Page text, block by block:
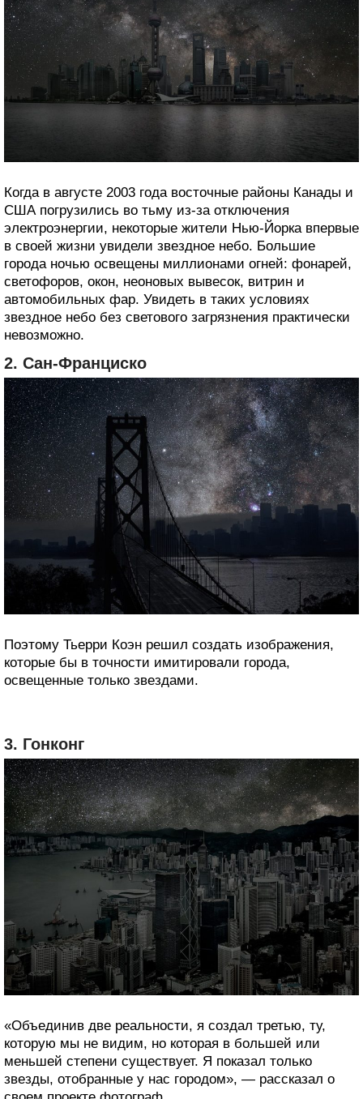
Когда в августе 2003 года восточные районы Канады и
США погрузились во тьму из-за отключения
электроэнергии, некоторые жители Нью-Йорка впервые
в своей жизни увидели звездное небо. Большие
города ночью освещены миллионами огней: фонарей,
светофоров, окон, неоновых вывесок, витрин и
автомобильных фар. Увидеть в таких условиях
звездное небо без светового загрязнения практически
невозможно.
2. Сан-Франциско
Поэтому Тьерри Коэн решил создать изображения,
которые бы в точности имитировали города,
освещенные только звездами.
3. Гонконг
«Объединив две реальности, я создал третью, ту,
которую мы не видим, но которая в большей или
меньшей степени существует. Я показал только
звезды, отобранные у нас городом», — рассказал о